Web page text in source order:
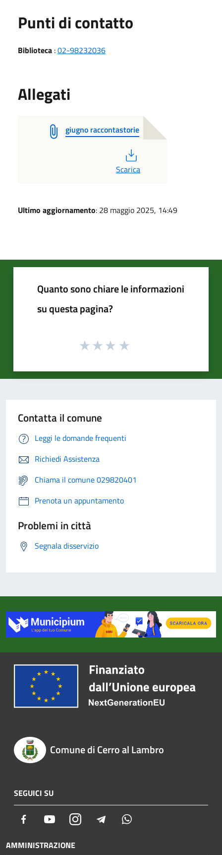
Punti di contatto
Biblioteca :02-98232036
Allegati
giugno raccontastorie
Scarica
Ultimo aggiornamento: 28 maggio 2025, 14:49
Quanto sono chiare le informazioni
su questa pagina?
Contatta il comune
Leggi le domande frequenti
Richiedi Assistenza
Chiama il comune 029820401
Prenota un appuntamento
Problemi in città
Segnala disservizio
Comune di Cerro al Lambro
SEGUICI SU
Facebook YoutubeInstagram Telegram
AMMINISTRAZIONE